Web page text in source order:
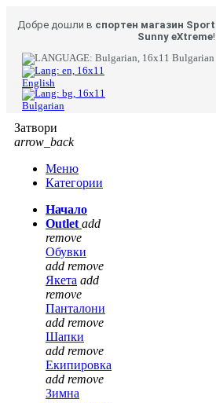
Добре дошли в спортен магазин
Sunny eXtreme!
Bulgarian
English
Bulgarian
Затвори
arrow_back
Меню
Категории
Начало
Outlet add
remove
Обувки
add remove
Якета add
remove
Панталони
add remove
Шапки
add remove
Екипировка
add remove
Зимна